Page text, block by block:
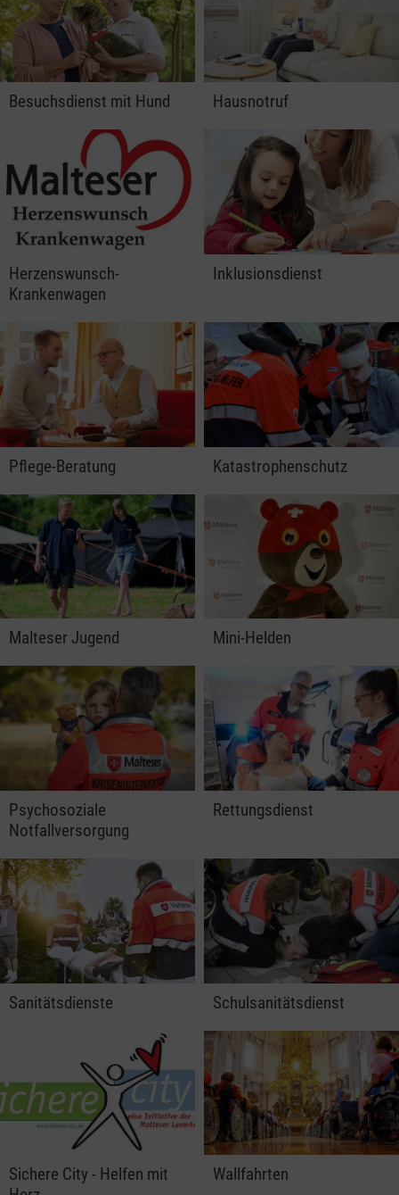
Besuchsdienst mit Hund Hausnotruf
Herzenswunsch-
Krankenwagen
Inklusionsdienst
Pflege-Beratung Katastrophenschutz
Malteser Jugend Mini-Helden
Psychosoziale
Notfallversorgung
Rettungsdienst
Sanitätsdienste Schulsanitätsdienst
Sichere City - Helfen mit
Wallfahrten